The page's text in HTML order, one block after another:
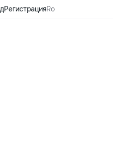
РегистрацияRo